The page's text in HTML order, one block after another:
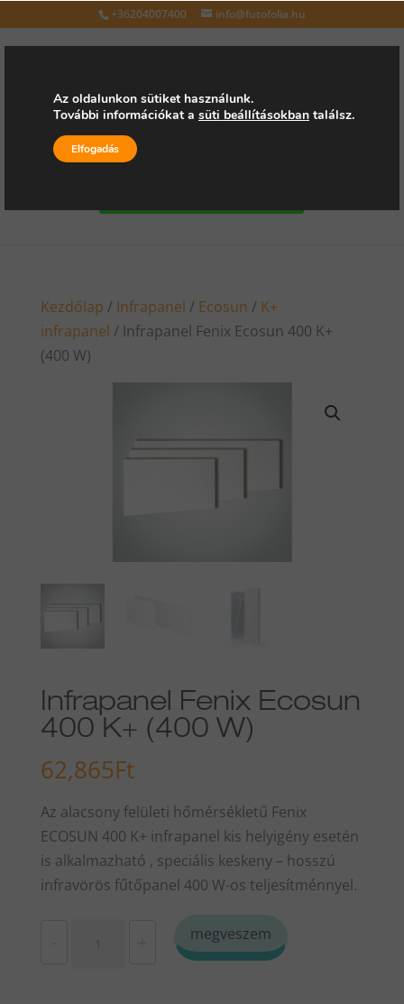
+36204007400 info@futofolia.hu
Válasszon oldalt
Kezdőlap / Infrapanel / Ecosun / K+
infrapanel / Infrapanel Fenix Ecosun 400 K+
(400 W)
Infrapanel Fenix Ecosun
400 K+ (400 W)
62,865Ft
Az alacsony felületi hőmérsékletű Fenix
ECOSUN 400 K+ infrapanel kis helyigény esetén
is alkalmazható , speciális keskeny – hosszú
infravörös fűtőpanel 400 W-os teljesítménnyel.
megveszem
Az oldalunkon sütiket használunk.
További információkat a süti beállításokban találsz.
Elfogadás